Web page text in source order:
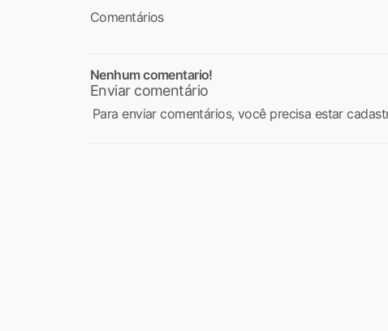
Comentários
Nenhum comentario!
Enviar comentário
Para enviar comentários, você precisa estar